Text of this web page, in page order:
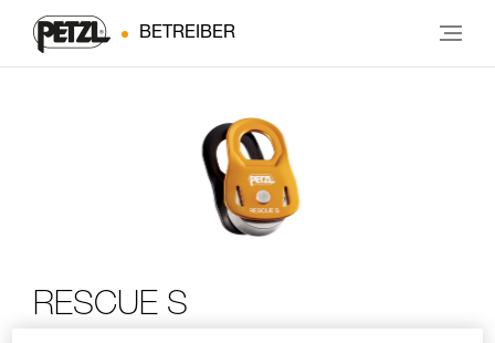
BETREIBER
RESCUE S